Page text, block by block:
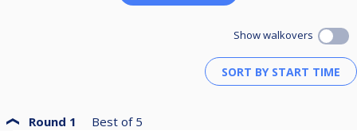
Show walkovers
Round 1 Best of 5